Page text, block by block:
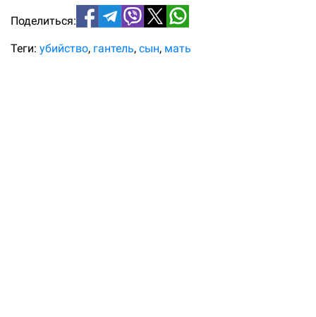
Поделиться:
Теги: убийство гантель сын мать